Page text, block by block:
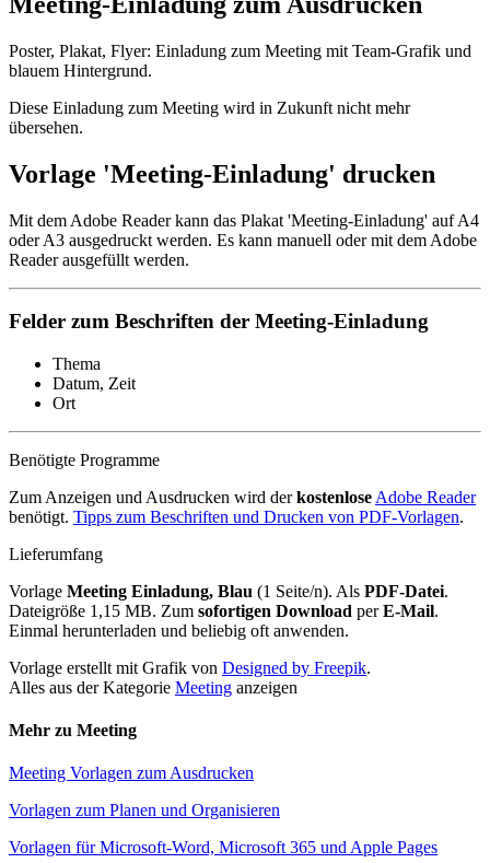
Poster, Plakat, Flyer: Einladung zum Meeting mit Team-Grafik und
blauem Hintergrund.
Diese Einladung zum Meeting wird in Zukunft nicht mehr
übersehen.
Vorlage 'Meeting-Einladung' drucken
Mit dem Adobe Reader kann das Plakat 'Meeting-Einladung' auf A4
oder A3 ausgedruckt werden. Es kann manuell oder mit dem Adobe
Reader ausgefüllt werden.
Felder zum Beschriften der Meeting-Einladung
Thema
Datum, Zeit
Ort
Benötigte Programme
Zum Anzeigen und Ausdrucken wird derkostenlose Adobe Reader
benötigt. Tipps zum Beschriften und Drucken von PDF-Vorlagen.
Lieferumfang
Vorlage Meeting Einladung, Blau (1 Seite/n). Als PDF-Datei.
Dateigröße 1,15 MB. Zum sofortigen Download perE-Mail.
Einmal herunterladen und beliebig oft anwenden.
Vorlage erstellt mit Grafik von Designed by Freepik.
Alles aus der Kategorie Meeting anzeigen
Mehr zu Meeting
Meeting Vorlagen zum Ausdrucken
Vorlagen zum Planen und Organisieren
Vorlagen für Microsoft-Word, Microsoft 365 und Apple Pages